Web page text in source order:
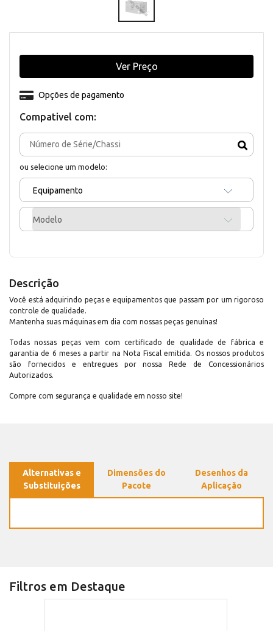
Compativel com:
ou selecione um modelo:
Equipamento
Modelo
Opções de pagamento
Ver Preço
Descrição
Você está adquirindo peças e equipamentos que passam por um rigoroso
controle de qualidade.
Mantenha suas máquinas em dia com nossas peças genuínas!
Todas nossas peças vem com certificado de qualidade de fábrica e
garantia de 6 meses a partir na Nota Fiscal emitida. Os nossos produtos
são fornecidos e entregues por nossa Rede de Concessionários
Autorizados.
Compre com segurança e qualidade em nosso site!
Alternativas e
Substituições
Dimensões do
Pacote
Desenhos da
Aplicação
Filtros em Destaque